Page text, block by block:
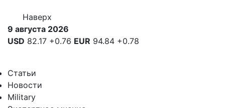
Наверх
9 августа 2026
USD 82.17 +0.76 EUR 94.84 +0.78
Статьи
Новости
Military